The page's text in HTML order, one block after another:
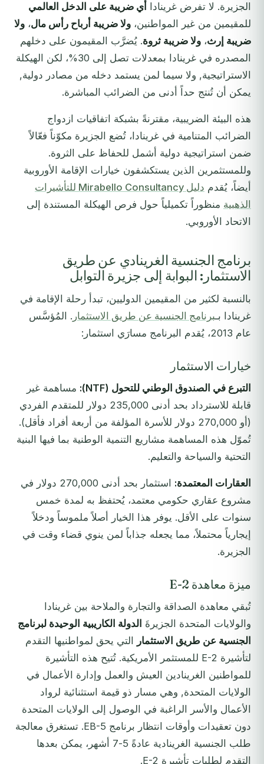
الجزيرة. لا تفرض غرينادا
أي ضريبة على الدخل العالمي
للمقيمين من غير المواطنين، ولا ضريبة أرباح رأس مال، ولا
ضريبة إرث، ولا ضريبة ثروة. يُضرَّب المقيمون على دخلهم
المصدره في غرينادا بمعدلات تصل إلى 30%، لكن الهيكلة
الاستراتيجية, ولا سيما لمن يستمد دخله من مصادر دولية,
يمكن أن تُنتج حداً أدنى من الضرائب المباشرة.
هذه البيئة الضريبية، مقترنةً بشبكة اتفاقيات ازدواج
الضرائب المتنامية في غرينادا، تُضع الجزيرة مكوّناً فعّالاً
ضمن استراتيجية دولية أشمل للحفاظ على الثروة.
وللمستثمرين الذين يستكشفون خيارات الإقامة الأوروبية
أيضاً، يُقدم
دليل Mirabello Consultancy للتأشيرات
الذهبية منظوراً تكميلياً حول فرص الهيكلة المستندة إلى
الاتحاد الأوروبي.
برنامج الجنسية الغرينادي عن طريق
الاستثمار: البوابة إلى جزيرة التوابل
بالنسبة لكثير من المقيمين الدوليين، تبدأ رحلة الإقامة في
غرينادا بـبرنامج الجنسية عن طريق الاستثمار . المُؤسَّس
عام 2013، يُقدم البرنامج مسارَي استثمار:
خيارات الاستثمار
التبرع في الصندوق الوطني للتحول (NTF):
مساهمة غير
قابلة للاسترداد بحد أدنى 235,000 دولار للمتقدم الفردي
(أو 270,000 دولار للأسرة المؤلفة من أربعة أفراد فأقل).
تُموّل هذه المساهمة مشاريع التنمية الوطنية بما فيها البنية
التحتية والسياحة والتعليم.
العقارات المعتمدة:
استثمار بحد أدنى 270,000 دولار في
مشروع عقاري حكومي معتمد، يُحتفظ به لمدة خمس
سنوات على الأقل. يوفر هذا الخيار أصلاً ملموساً ودخلاً
إيجارياً محتملاً، مما يجعله جذاباً لمن ينوي قضاء وقت في
الجزيرة.
ميزة معاهدة E-2
تُبقي معاهدة الصداقة والتجارة والملاحة بين غرينادا
والولايات المتحدة الجزيرةَ الدولة الكاريبية الوحيدة لبرنامج
الجنسية عن طريق الاستثمار
التي يحق لمواطنيها التقدم
لتأشيرة E-2 للمستثمر الأمريكية. تُتيح هذه التأشيرة
للمواطنين الغرينادين العيش والعمل وإدارة الأعمال في
الولايات المتحدة, وهي مسار ذو قيمة استثنائية لرواد
الأعمال والأسر الراغبة في الوصول إلى الولايات المتحدة
دون تعقيدات وأوقات انتظار برنامج EB-5. تستغرق معالجة
طلب الجنسية الغرينادية عادةً 5-7 أشهر، يمكن بعدها
التقدم لطلبات تأشيرة E-2.